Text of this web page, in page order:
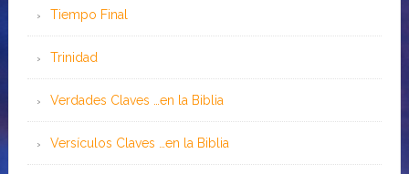
Tiempo Final
Trinidad
Verdades Claves …en la Biblia
Versículos Claves …en la Biblia